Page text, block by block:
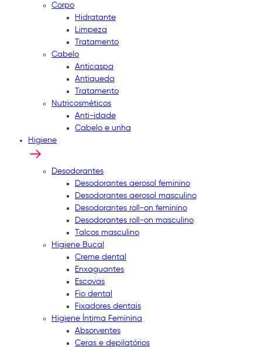
Corpo
Hidratante
Limpeza
Tratamento
Cabelo
Anticaspa
Antiqueda
Tratamento
Nutricosméticos
Anti-idade
Cabelo e unha
Higiene
Desodorantes
Desodorantes aerosol feminino
Desodorantes aerosol masculino
Desodorantes roll-on feminino
Desodorantes roll-on masculino
Talcos masculino
Higiene Bucal
Creme dental
Enxaguantes
Escovas
Fio dental
Fixadores dentais
Higiene Íntima Feminina
Absorventes
Ceras e depilatórios